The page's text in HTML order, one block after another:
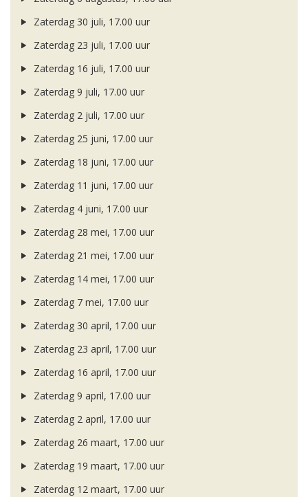
Zaterdag 30 juli, 17.00 uur
Zaterdag 23 juli, 17.00 uur
Zaterdag 16 juli, 17.00 uur
Zaterdag 9 juli, 17.00 uur
Zaterdag 2 juli, 17.00 uur
Zaterdag 25 juni, 17.00 uur
Zaterdag 18 juni, 17.00 uur
Zaterdag 11 juni, 17.00 uur
Zaterdag 4 juni, 17.00 uur
Zaterdag 28 mei, 17.00 uur
Zaterdag 21 mei, 17.00 uur
Zaterdag 14 mei, 17.00 uur
Zaterdag 7 mei, 17.00 uur
Zaterdag 30 april, 17.00 uur
Zaterdag 23 april, 17.00 uur
Zaterdag 16 april, 17.00 uur
Zaterdag 9 april, 17.00 uur
Zaterdag 2 april, 17.00 uur
Zaterdag 26 maart, 17.00 uur
Zaterdag 19 maart, 17.00 uur
Zaterdag 12 maart, 17.00 uur